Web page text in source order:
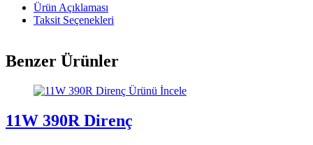
Ürün Açıklaması
Taksit Seçenekleri
Benzer Ürünler
Ürünü İncele
11W 390R Direnç